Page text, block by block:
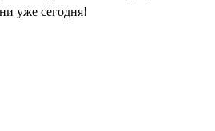
уже сегодня!